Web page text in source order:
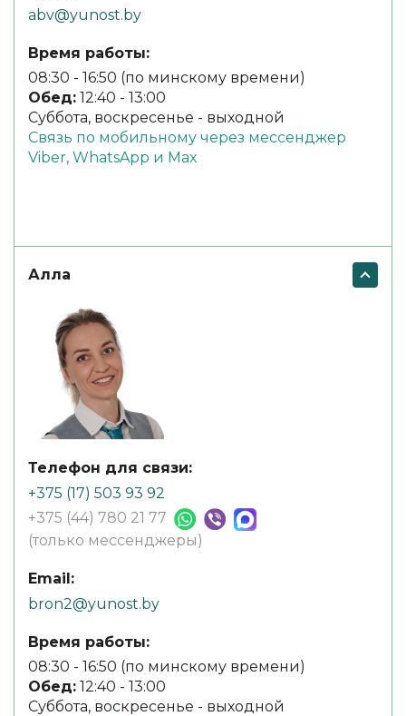
abv@yunost.by
Время работы:
08:30 - 16:50 (по минскому времени)
Обед: 12:40 - 13:00
Суббота, воскресенье - выходной
Связь по мобильному через мессенджер
Viber, WhatsApp и Max
Алла
Телефон для связи:
+375 (17) 503 93 92
+375 (44) 780 21 77
(только мессенджеры)
Email:
bron2@yunost.by
Время работы:
08:30 - 16:50 (по минскому времени)
Обед: 12:40 - 13:00
Суббота, воскресенье - выходной